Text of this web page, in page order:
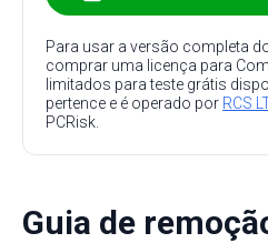
Para usar a versão completa
comprar uma licença para
limitados para teste grátis
pertence e é operado por RCS
PCRisk.
Guia de